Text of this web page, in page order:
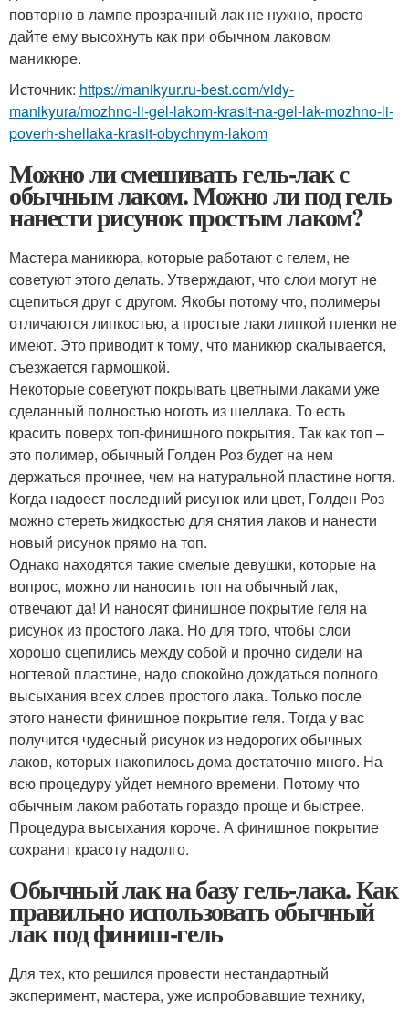
повторно в лампе прозрачный лак не нужно, просто
дайте ему высохнуть как при обычном лаковом
маникюре.
Источник: https://manikyur.ru-best.com/vidy-
manikyura/mozhno-li-gel-lakom-krasit-na-gel-lak-mozhno-li-
poverh-shellaka-krasit-obychnym-lakom
Можно ли смешивать гель-лак с
обычным лаком. Можно ли под гель
нанести рисунок простым лаком?
Мастера маникюра, которые работают с гелем, не
советуют этого делать. Утверждают, что слои могут не
сцепиться друг с другом. Якобы потому что, полимеры
отличаются липкостью, а простые лаки липкой пленки не
имеют. Это приводит к тому, что маникюр скалывается,
съезжается гармошкой.
Некоторые советуют покрывать цветными лаками уже
сделанный полностью ноготь из шеллака. То есть
красить поверх топ-финишного покрытия. Так как топ –
это полимер, обычный Голден Роз будет на нем
держаться прочнее, чем на натуральной пластине ногтя.
Когда надоест последний рисунок или цвет, Голден Роз
можно стереть жидкостью для снятия лаков и нанести
новый рисунок прямо на топ.
Однако находятся такие смелые девушки, которые на
вопрос, можно ли наносить топ на обычный лак,
отвечают да! И наносят финишное покрытие геля на
рисунок из простого лака. Но для того, чтобы слои
хорошо сцепились между собой и прочно сидели на
ногтевой пластине, надо спокойно дождаться полного
высыхания всех слоев простого лака. Только после
этого нанести финишное покрытие геля. Тогда у вас
получится чудесный рисунок из недорогих обычных
лаков, которых накопилось дома достаточно много. На
всю процедуру уйдет немного времени. Потому что
обычным лаком работать гораздо проще и быстрее.
Процедура высыхания короче. А финишное покрытие
сохранит красоту надолго.
Обычный лак на базу гель-лака. Как
правильно использовать обычный
лак под финиш-гель
Для тех, кто решился провести нестандартный
эксперимент, мастера, уже испробовавшие технику,